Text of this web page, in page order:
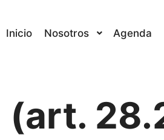
Inicio Nosotros Agenda